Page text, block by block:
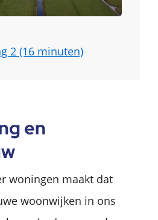
2 (16 minuten)
en
woningen maakt dat
woonwijken in ons